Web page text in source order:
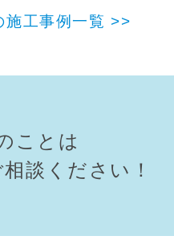
施工事例一覧 >>
ことは
談ください！